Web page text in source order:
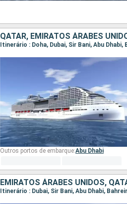
QATAR, EMIRATOS ÁRABES
Itinerário : Doha, Dubai, Sir Bani, Abu Dhabi,
Outros portos de embarque:Abu Dhabi
EMIRATOS ÁRABES UNIDOS,
Itinerário : Dubai, Sir Bani, Abu Dhabi,